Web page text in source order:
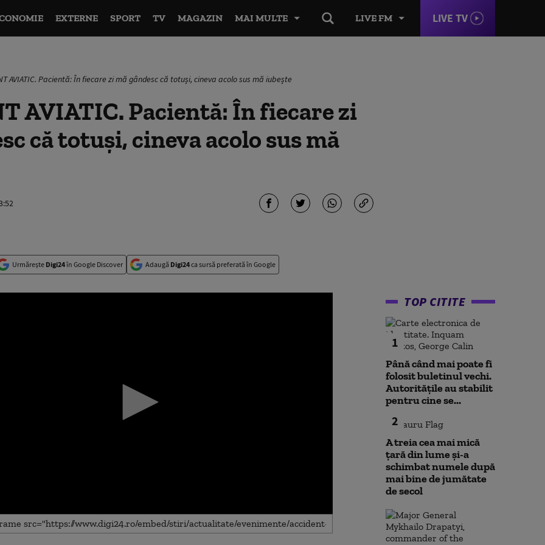
LIVE FM LIVE TV
EXTERNE SPORT TV MAGAZIN MAI MULTE
AVIATIC. Pacientă: În fiecare zi mă gândesc că totuși, cineva acolo sus mă iubește
AVIATIC. Pacientă: În fiecare zi
că totuși, cineva acolo sus mă
Urmărește Digi24în Google Discover Adaugă Digi24ca sursă preferată în Google
TOP CITITE
1
Până când mai poate fi
folosit buletinul vechi.
Autoritățile au stabilit
pentru cine se...
2
A treia cea mai mică
țară din lume și-a
schimbat numele după
mai bine de jumătate
de secol